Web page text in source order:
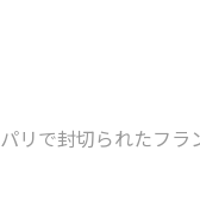
パリで封切られたフラ